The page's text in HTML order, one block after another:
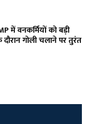
में वनकर्मियों को बड़ी
दौरान गोली चलाने पर तुरंत